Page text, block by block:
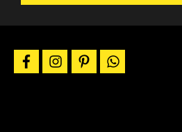
&
E-
Mail.
Wir
facebookinstagrampinterestwhatsapp